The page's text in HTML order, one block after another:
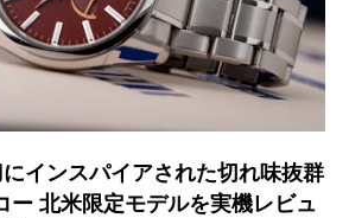
にインスパイアされた切れ味抜群
ー 北米限定モデルを実機レビュ